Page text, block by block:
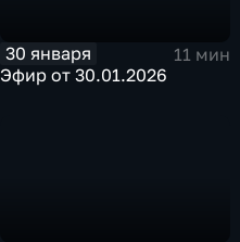
30 января
11 мин
Эфир от 30.01.2026